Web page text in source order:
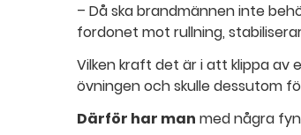
– Då ska brandmännen inte
fordonet mot rullning,
Vilken kraft det är i att klippa av
övningen och skulle dessutom
Därför har man med några